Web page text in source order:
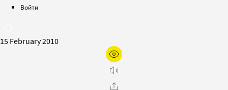
Войти
15 February 2010